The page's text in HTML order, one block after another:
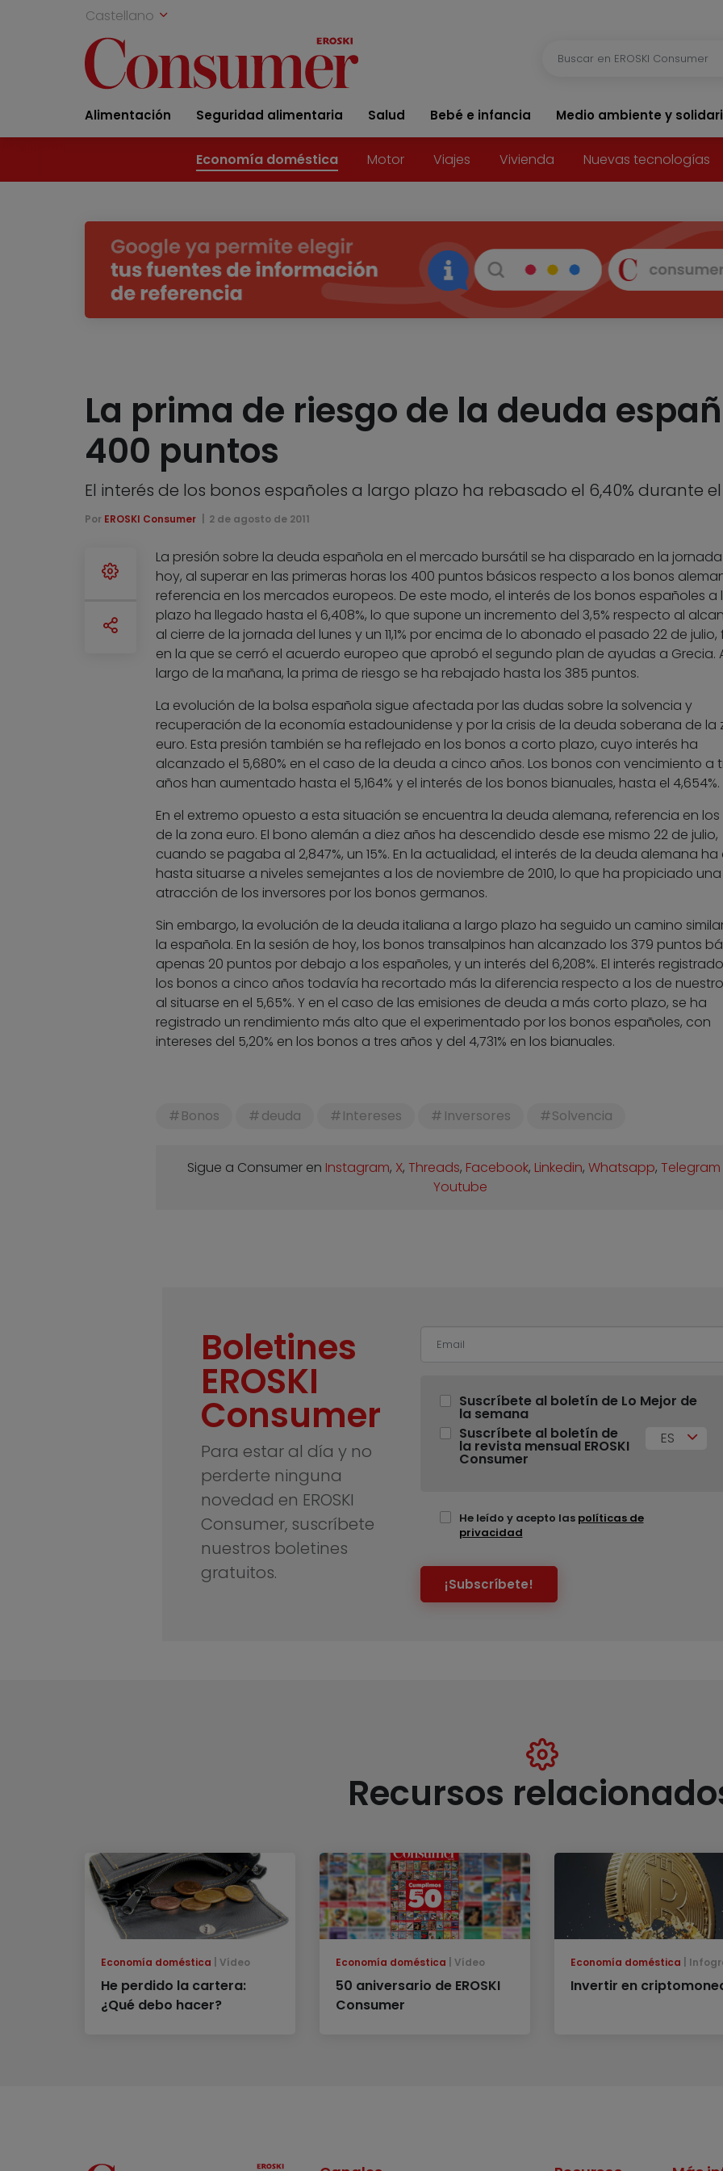
Castellano
Alimentación Seguridad alimentaria Salud Bebé e infancia Medio ambiente y
Economía doméstica Motor Viajes Vivienda Nuevas tecnologías
La prima de riesgo de la deuda
400 puntos
El interés de los bonos españoles a largo plazo ha rebasado el 6,40% durante
Por EROSKI Consumer 2 de agosto de 2011
La presión sobre la deuda española en el mercado bursátil se ha disparado en la
hoy, al superar en las primeras horas los 400 puntos básicos respecto a los bonos
referencia en los mercados europeos. De este modo, el interés de los bonos españoles a
plazo ha llegado hasta el 6,408%, lo que supone un incremento del 3,5% respecto al
al cierre de la jornada del lunes y un 11,1% por encima de lo abonado el pasado 22 de
en la que se cerró el acuerdo europeo que aprobó el segundo plan de ayudas a Grecia.
largo de la mañana, la prima de riesgo se ha rebajado hasta los 385 puntos.
La evolución de la bolsa española sigue afectada por las dudas sobre la solvencia y
recuperación de la economía estadounidense y por la crisis de la deuda soberana de la
euro. Esta presión también se ha reflejado en los bonos a corto plazo, cuyo interés ha
alcanzado el 5,680% en el caso de la deuda a cinco años. Los bonos con vencimiento a
años han aumentado hasta el 5,164% y el interés de los bonos bianuales, hasta el 4,654%.
En el extremo opuesto a esta situación se encuentra la deuda alemana, referencia en
de la zona euro. El bono alemán a diez años ha descendido desde ese mismo 22 de julio,
cuando se pagaba al 2,847%, un 15%. En la actualidad, el interés de la deuda alemana
hasta situarse a niveles semejantes a los de noviembre de 2010, lo que ha propiciado una
atracción de los inversores por los bonos germanos.
Sin embargo, la evolución de la deuda italiana a largo plazo ha seguido un camino
la española. En la sesión de hoy, los bonos transalpinos han alcanzado los 379 puntos
apenas 20 puntos por debajo a los españoles, y un interés del 6,208%. El interés
los bonos a cinco años todavía ha recortado más la diferencia respecto a los de
al situarse en el 5,65%. Y en el caso de las emisiones de deuda a más corto plazo, se ha
registrado un rendimiento más alto que el experimentado por los bonos españoles, con
intereses del 5,20% en los bonos a tres años y del 4,731% en los bianuales.
Bonos deuda Intereses Inversores Solvencia
Sigue a Consumer en Instagram, X,Threads, Facebook, Linkedin,Whatsapp,Telegram
Youtube
Boletines
EROSKI
Consumer
Para estar al día y no
perderte ninguna
novedad en EROSKI
Consumer, suscríbete
nuestros boletines
gratuitos.
Suscríbete al boletín de Lo Mejor de
la semana
Suscríbete al boletín de
la revista mensual EROSKI
Consumer
ES
He leído y acepto las políticas de
privacidad
¡Subscríbete!
Recursos
Economía doméstica Vídeo
He perdido la cartera:
¿Qué debo hacer?
Economía doméstica Vídeo
50 aniversario de EROSKI
Consumer
Economía doméstica
Invertir en